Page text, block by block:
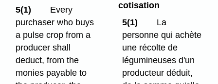
5(1)
Every
purchaser who buys
a pulse crop from a
producer shall
deduct, from the
monies payable to
cotisation
5(1)
La
personne qui achète
une récolte de
légumineuses d'un
producteur déduit,